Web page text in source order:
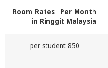
Room Rates Per Month
in Ringgit Malaysia